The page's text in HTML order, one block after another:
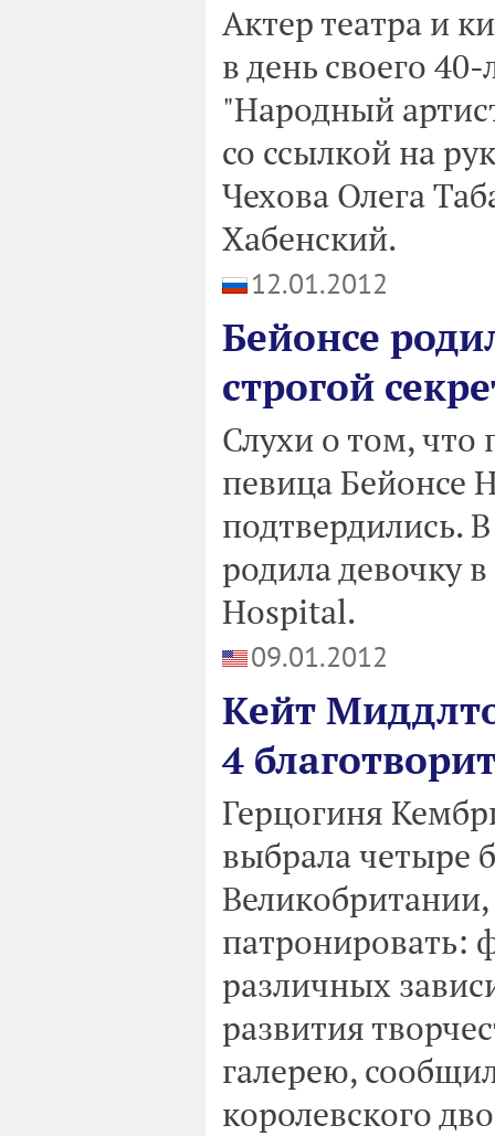
Актер театра и
в день своего
"Народный
со ссылкой на
Чехова Олега
Хабенский.
12.01.2012
Бейонсе
строгой
Слухи о том, что
певица Бейонсе
подтвердились.
родила девочку
Hospital.
09.01.2012
Кейт
4
Герцогиня
выбрала четыре
различных
развития
галерею,
королевского